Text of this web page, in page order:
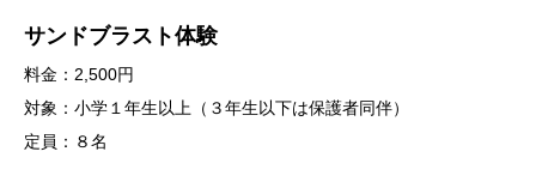
サンドブラスト体験
料金：2,500円
対象：小学１年生以上（３年生以下は保護者同伴）
定員：８名